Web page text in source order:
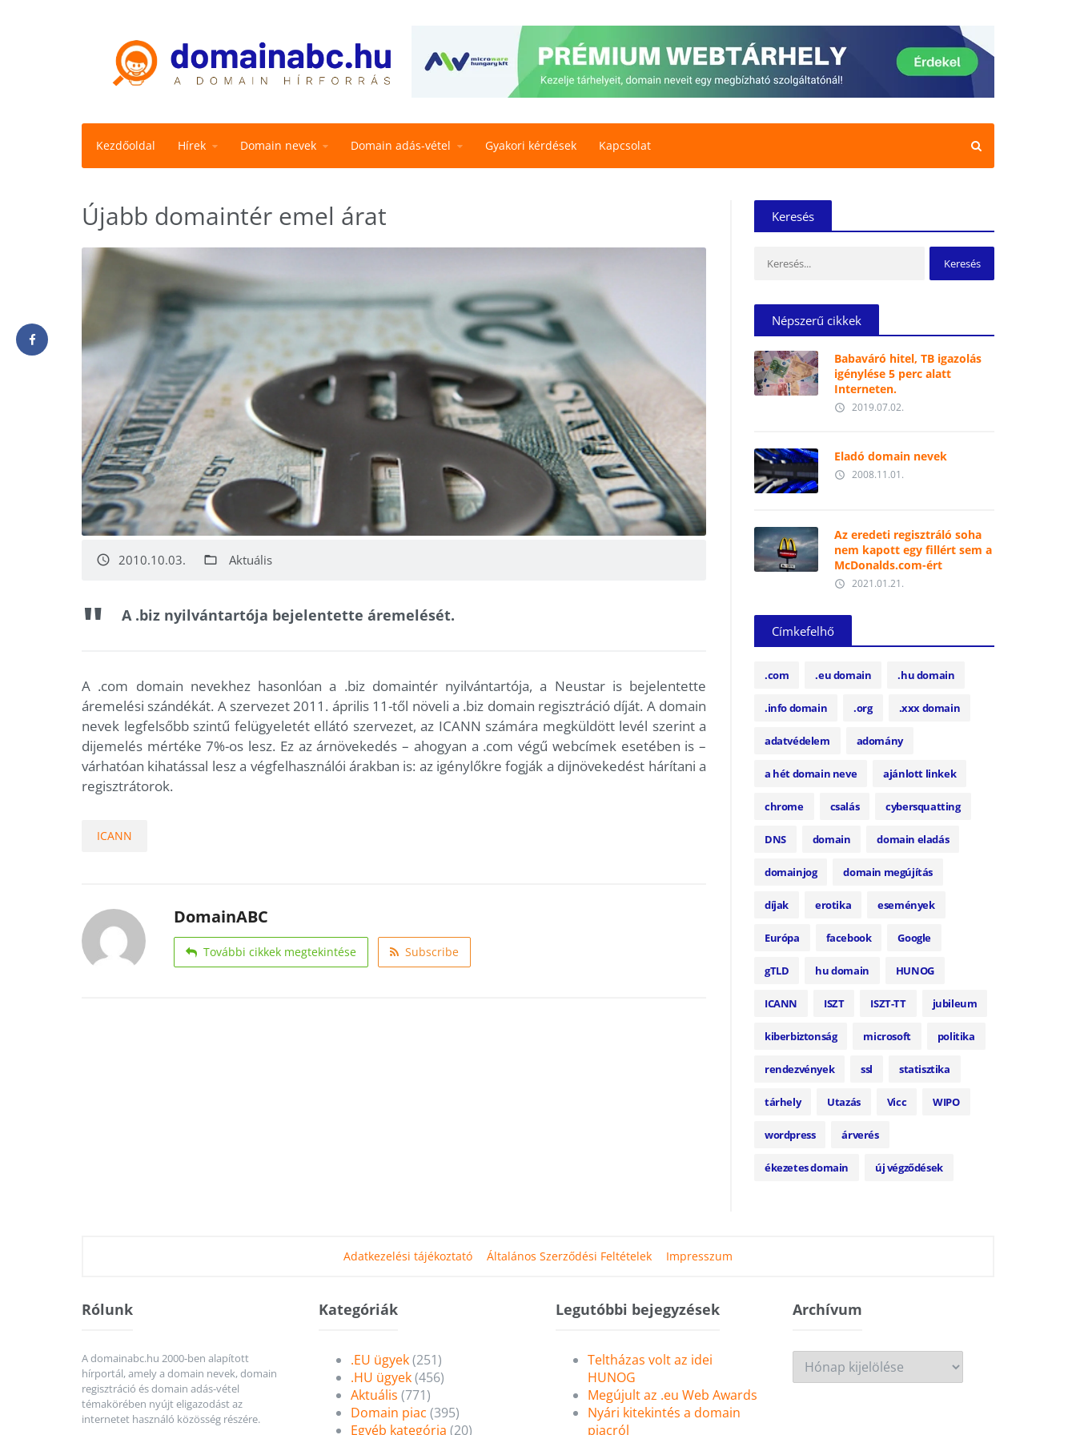
Kezdőoldal Hírek Domain nevek Domain adás-vétel Gyakori kérdések Kapcsolat
Újabb domaintér emel árat
access_time 2010.10.03. folder_open Aktuális
A .biz nyilvántartója bejelentette áremelését.
A .com domain nevekhez hasonlóan a .biz domaintér nyilvántartója, a Neustar is bejelentette
áremelési szándékát. A szervezet 2011. április 11-től növeli a .biz domain regisztráció díját. A domain
nevek legfelsőbb szintű felügyeletét ellátó szervezet, az ICANN számára megküldött levél szerint a
dijemelés mértéke 7%-os lesz. Ez az árnövekedés – ahogyan a .com végű webcímek esetében is –
várhatóan kihatással lesz a végfelhasználói árakban is: az igénylőkre fogják a dijnövekedést hárítani a
regisztrátorok.
ICANN
DomainABC
További cikkek megtekintése Subscribe
Keresés
Népszerű cikkek
Babaváró hitel, TB igazolás
igénylése 5 perc alatt
Interneten.
access_time 2019.07.02.
Eladó domain nevek
access_time 2008.11.01.
Az eredeti regisztráló soha
nem kapott egy fillért sem a
McDonalds.com-ért
access_time 2021.01.21.
Címkefelhő
.com .eu domain .hu domain
.info domain .org .xxx domain
adatvédelem adomány
a hét domain neve ajánlott linkek
chrome csalás cybersquatting
DNS domain domain eladás
domainjog domain megújítás
díjak erotika események
Európa facebook Google
gTLD hu domain HUNOG
ICANN ISZT ISZT-TT jubileum
kiberbiztonság microsoft politika
rendezvények ssl statisztika
tárhely Utazás Vicc WIPO
wordpress árverés
ékezetes domain új végződések
Adatkezelési tájékoztató Általános Szerződési Feltételek Impresszum
Rólunk
A domainabc.hu 2000-ben alapított
hírportál, amely a domain nevek, domain
regisztráció és domain adás-vétel
témakörében nyújt eligazodást az
internetet használó közösség részére.
Kategóriák
.EU ügyek(251)
.HU ügyek(456)
Aktuális (771)
Domain piac (395)
Egyéb kategória (20)
Legutóbbi bejegyzések
Teltházas volt az idei
HUNOG
Megújult az .eu Web Awards
Nyári kitekintés a domain
piacról
ArchívumArchívum